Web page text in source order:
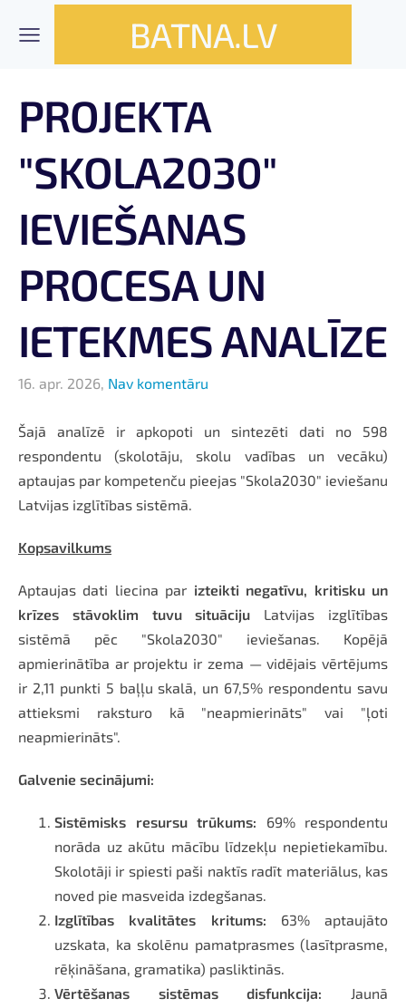
BATNA.LV
PROJEKTA
"SKOLA2030"
IEVIEŠANAS
PROCESA UN
IETEKMES ANALĪZE
16. apr. 2026, Nav komentāru
Šajā analīzē ir apkopoti un sintezēti dati no 598
respondentu (skolotāju, skolu vadības un vecāku)
aptaujas par kompetenču pieejas "Skola2030" ieviešanu
Latvijas izglītības sistēmā.
Kopsavilkums
Aptaujas dati liecina par izteikti negatīvu, kritisku un
krīzes stāvoklim tuvu situāciju Latvijas izglītības
sistēmā pēc "Skola2030" ieviešanas. Kopējā
apmierinātība ar projektu ir zema — vidējais vērtējums
ir 2,11 punkti 5 baļļu skalā, un 67,5% respondentu savu
attieksmi raksturo kā "neapmierināts" vai "ļoti
neapmierināts".
Galvenie secinājumi:
Sistēmisks resursu trūkums: 69% respondentu
norāda uz akūtu mācību līdzekļu nepietiekamību.
Skolotāji ir spiesti paši naktīs radīt materiālus, kas
noved pie masveida izdegšanas.
Izglītības kvalitātes kritums: 63% aptaujāto
uzskata, ka skolēnu pamatprasmes (lasītprasme,
rēķināšana, gramatika) pasliktinās.
Vērtēšanas sistēmas disfunkcija: Jaunā